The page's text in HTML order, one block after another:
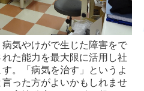
ィ
気やけがで生じた障害をで
た能力を最大限に活用し社
。「病気を治す」というよ
った方がよいかもしれませ